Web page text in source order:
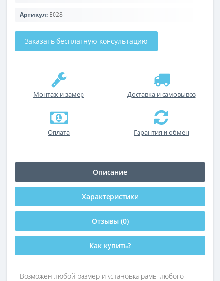
Артикул: E028
Заказать бесплатную консультацию
Монтаж и замер Доставка и самовывоз
Оплата Гарантия и обмен
Описание
Характеристики
Отзывы (0)
Как купить?
Возможен любой размер и установка рамы любого